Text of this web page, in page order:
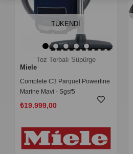
TÜKENDI
Toz Torbalı Süpürge
Miele
Complete C3 Parquet Powerline
Marine Mavi - Sgsf5
₺19.999,00